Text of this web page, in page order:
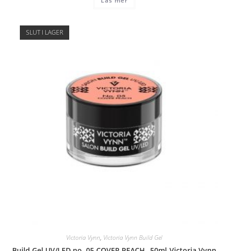
SLUT I LAGER
Victoria Vynn, Victoria Vynn Build Gel